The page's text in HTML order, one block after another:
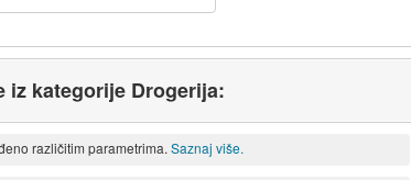
iz kategorije Drogerija:
različitim parametrima. Saznaj više.